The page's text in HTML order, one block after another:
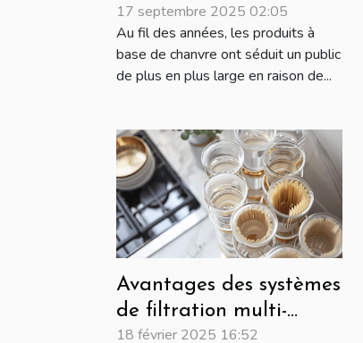
achats de produits à
base de chanvre ?
17 septembre 2025 02:05
Au fil des années, les produits à
base de chanvre ont séduit un public
de plus en plus large en raison de...
Avantages des systèmes
de filtration multi-
étapes pour une eau
18 février 2025 16:52